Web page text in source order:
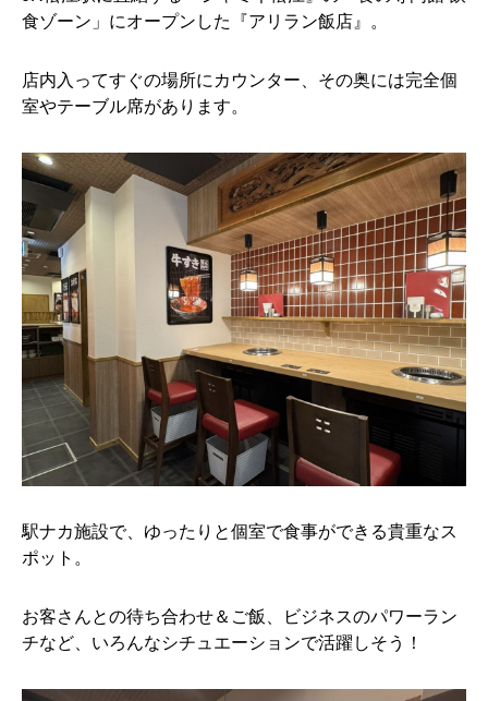
食ゾーン」にオープンした『アリラン飯店』。
店内入ってすぐの場所にカウンター、その奥には完全個
室やテーブル席があります。
駅ナカ施設で、ゆったりと個室で食事ができる貴重なス
ポット。
お客さんとの待ち合わせ＆ご飯、ビジネスのパワーラン
チなど、いろんなシチュエーションで活躍しそう！